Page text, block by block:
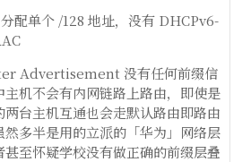
配单个 /128 地址，没有 DHCPv6-
Advertisement 没有任何前缀信
主机不会有内网链路上路由，即使是
两台主机互通也会走默认路由即路由
然多半是用的立派的「华为」网络层
甚至怀疑学校没有做正确的前缀层叠